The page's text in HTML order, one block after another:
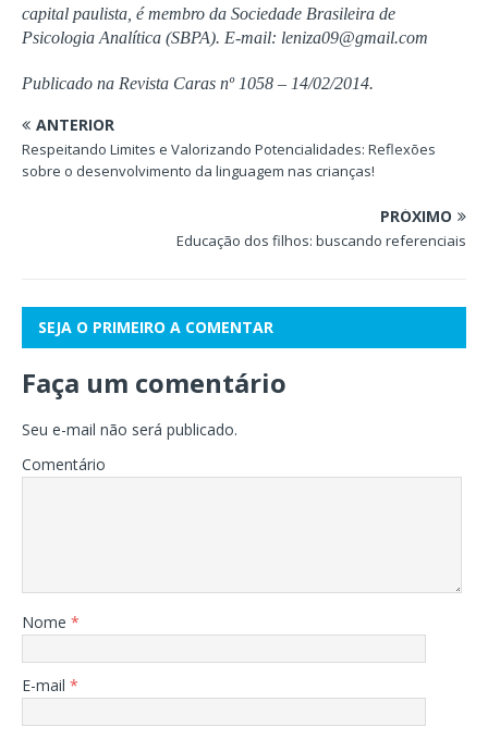
capital paulista, é membro da Sociedade Brasileira de
Psicologia Analítica (SBPA). E-mail: leniza09@gmail.com
Publicado na Revista Caras nº 1058 – 14/02/2014.
ANTERIOR
Respeitando Limites e Valorizando Potencialidades: Reflexões
sobre o desenvolvimento da linguagem nas crianças!
PRÓXIMO
Educação dos filhos: buscando referenciais
SEJA O PRIMEIRO A COMENTAR
Faça um comentário
Seu e-mail não será publicado.
Comentário
Nome *
E-mail *